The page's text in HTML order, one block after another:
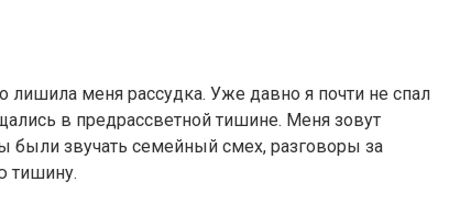
лишила меня рассудка. Уже давно я почти не спал
в предрассветной тишине. Меня зовут
были звучать семейный смех, разговоры за
тишину.